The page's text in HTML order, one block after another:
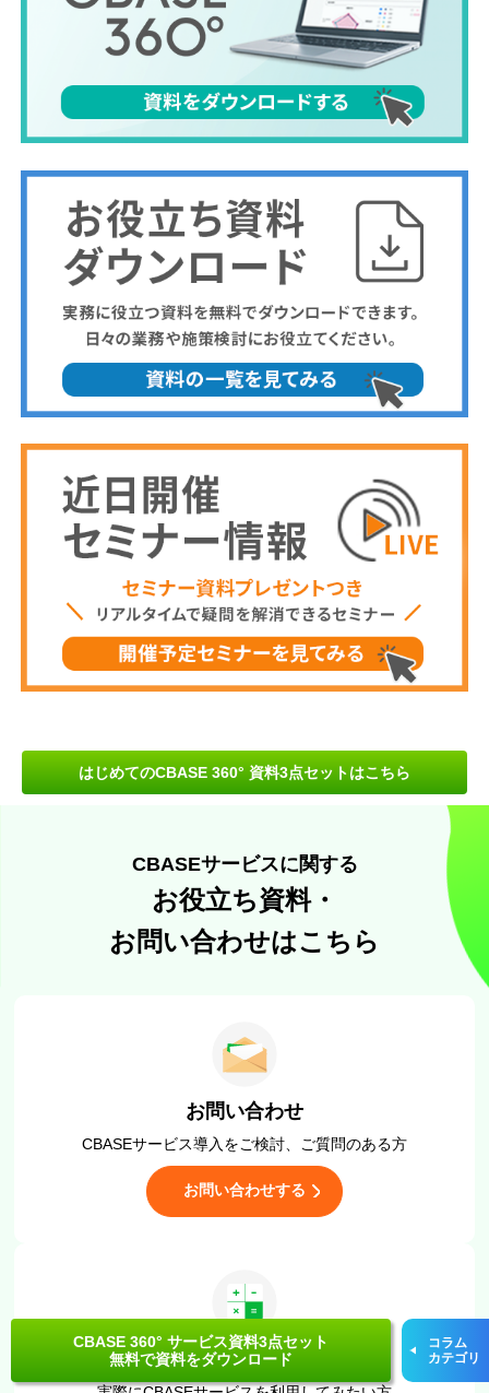
CBASE 360° サービス資料3点セット
無料で資料をダウンロード
コラム
カテゴリ
はじめてのCBASE 360° 資料3点セットはこちら
CBASEサービスに関する
お役立ち資料・
お問い合わせはこちら
お問い合わせ
CBASEサービス導入をご検討、 ご質問のある方
お問い合わせする
お見積もり